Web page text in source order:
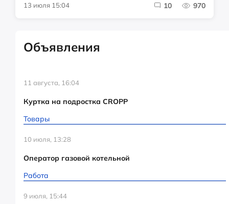
13 июля 15:04 10 970
Объявления
11 августа, 16:04
Куртка на подростка CROPP
Товары
10 июля, 13:28
Оператор газовой котельной
Работа
9 июля, 15:44